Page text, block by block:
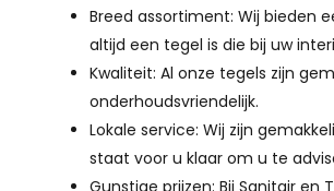
Breed assortiment: Wij bieden
altijd een tegel is die bij uw
Kwaliteit: Al onze tegels zijn
onderhoudsvriendelijk.
Lokale service: Wij zijn
staat voor u klaar om u te
Gunstige prijzen: Bij Sanitair